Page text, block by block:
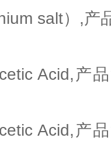
salt）,产
Acid,产
Acid,产